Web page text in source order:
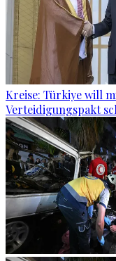
Kreise: Türkiye will
Verteidigungspakt